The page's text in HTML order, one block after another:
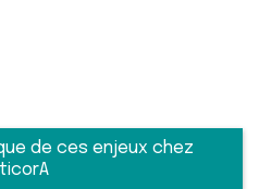
de ces enjeux chez